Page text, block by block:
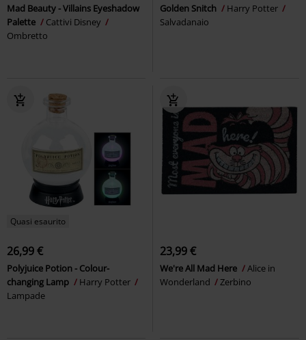
Mad Beauty - Villains Eyeshadow
Palette
Cattivi Disney
Ombretto
Golden Snitch
Harry Potter
Salvadanaio
Quasi esaurito
26,99 €
Polyjuice Potion - Colour-
changing Lamp
Harry Potter
Lampade
23,99 €
We're All Mad Here
Alice in
Wonderland
Zerbino